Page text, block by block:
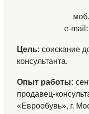
e-
Цель: соискание
консультанта.
Опыт работы:
продавец-
«Еврообувь», г.